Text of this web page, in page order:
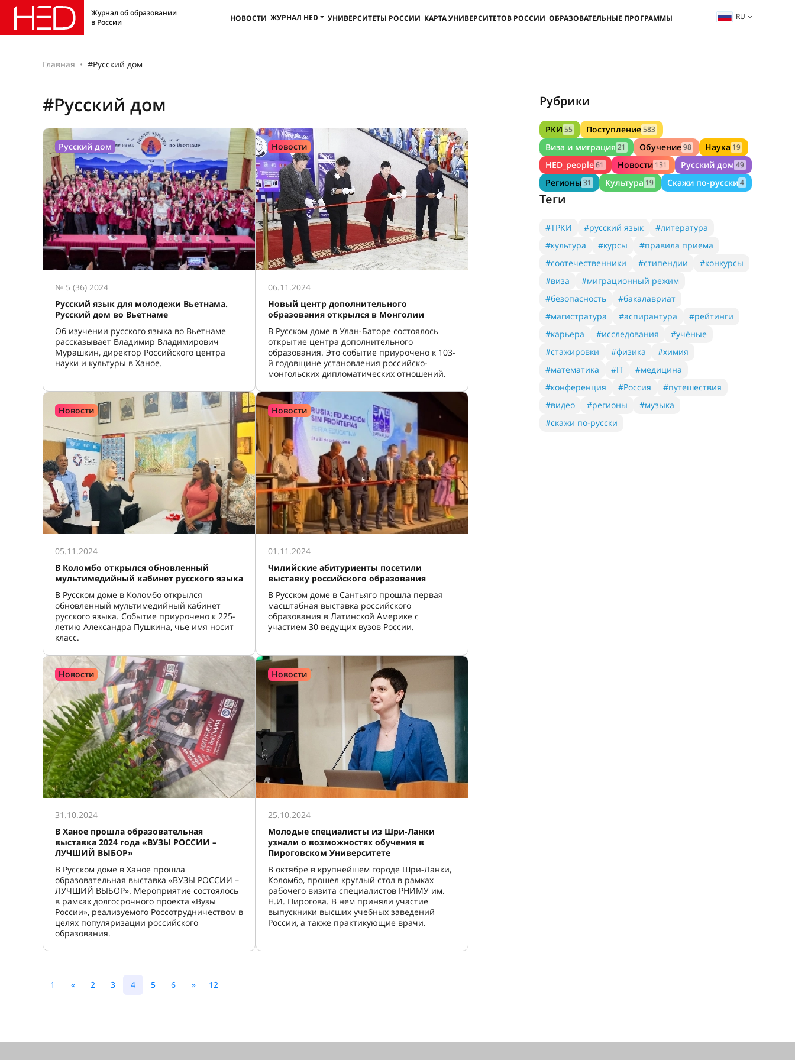
Журнал об образовании
в России
НОВОСТИ ЖУРНАЛ HED УНИВЕРСИТЕТЫ РОССИИ КАРТА УНИВЕРСИТЕТОВ РОССИИ ОБРАЗОВАТЕЛЬНЫЕ ПРОГРАММЫ RU
Главная #Русский дом
#Русский дом
Русский дом
№ 5 (36) 2024
Русский язык для молодежи Вьетнама.
Русский дом во Вьетнаме
Об изучении русского языка во Вьетнаме
рассказывает Владимир Владимирович
Мурашкин, директор Российского центра
науки и культуры в Ханое.
Новости
06.11.2024
Новый центр дополнительного
образования открылся в Монголии
В Русском доме в Улан-Баторе состоялось
открытие центра дополнительного
образования. Это событие приурочено к 103-
й годовщине установления российско-
монгольских дипломатических отношений.
Новости
05.11.2024
В Коломбо открылся обновленный
мультимедийный кабинет русского языка
В Русском доме в Коломбо открылся
обновленный мультимедийный кабинет
русского языка. Событие приурочено к 225-
летию Александра Пушкина, чье имя носит
класс.
Новости
01.11.2024
Чилийские абитуриенты посетили
выставку российского образования
В Русском доме в Сантьяго прошла первая
масштабная выставка российского
образования в Латинской Америке с
участием 30 ведущих вузов России.
Новости
31.10.2024
В Ханое прошла образовательная
выставка 2024 года «ВУЗЫ РОССИИ –
ЛУЧШИЙ ВЫБОР»
В Русском доме в Ханое прошла
образовательная выставка «ВУЗЫ РОССИИ –
ЛУЧШИЙ ВЫБОР». Мероприятие состоялось
в рамках долгосрочного проекта «Вузы
России», реализуемого Россотрудничеством в
целях популяризации российского
образования.
Новости
25.10.2024
Молодые специалисты из Шри-Ланки
узнали о возможностях обучения в
Пироговском Университете
В октябре в крупнейшем городе Шри-Ланки,
Коломбо, прошел круглый стол в рамках
рабочего визита специалистов РНИМУ им.
Н.И. Пирогова. В нем приняли участие
выпускники высших учебных заведений
России, а также практикующие врачи.
1 « 2 3 4 5 6 » 12
Рубрики
РКИ 55 Поступление583
Виза и миграция 21 Обучение98 Наука 19
HED_people61 Новости 131 Русский дом 49
Регионы31 Культура 19 Скажи по-русски4
Теги
#ТРКИ #русский язык
#литература
#культура
#курсы
#правила приема
#соотечественники
#стипендии
#конкурсы
#виза
#миграционный режим
#безопасность
#бакалавриат
#магистратура
#аспирантура
#рейтинги
#карьера
#исследования
#учёные
#стажировки
#физика
#химия
#математика
#IT
#медицина
#конференция
#Россия
#путешествия
#видео
#регионы
#музыка
#скажи по-русски